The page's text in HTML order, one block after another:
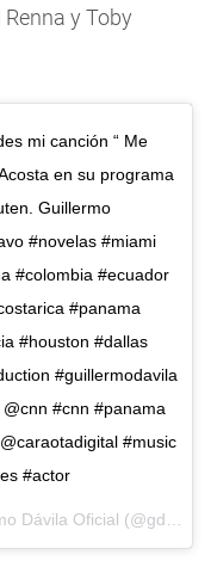
y Toby
mi canción “ Me
en su programa
Guillermo
#novelas #miami
#colombia #ecuador
#panama
#houston #dallas
#guillermodavila
#cnn #panama
#music
#actor
Dávila Oficial (@gdavilaoficial) el